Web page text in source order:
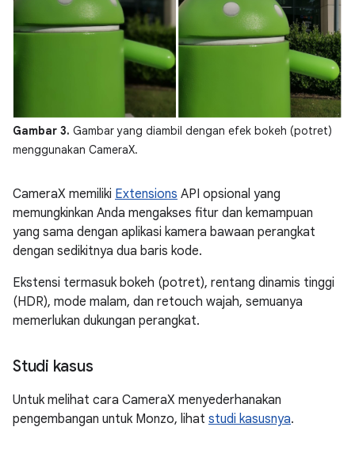
Gambar 3. Gambar yang diambil dengan efek bokeh (potret)
menggunakan CameraX.
CameraX memiliki Extensions API opsional yang
memungkinkan Anda mengakses fitur dan kemampuan
yang sama dengan aplikasi kamera bawaan perangkat
dengan sedikitnya dua baris kode.
Ekstensi termasuk bokeh (potret), rentang dinamis tinggi
(HDR), mode malam, dan retouch wajah, semuanya
memerlukan dukungan perangkat.
Studi kasus
Untuk melihat cara CameraX menyederhanakan
pengembangan untuk Monzo, lihat studi kasusnya.